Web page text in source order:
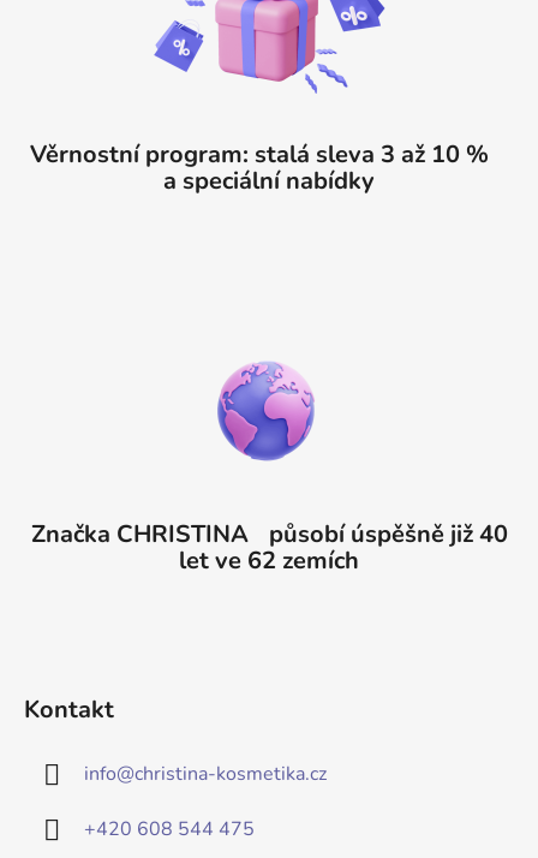
Věrnostní program: stalá sleva 3 až 10 %
a speciální nabídky
Značka CHRISTINA působí úspěšně již 40
let ve 62 zemích
Kontakt
info@christina-kosmetika.cz
+420 608 544 475